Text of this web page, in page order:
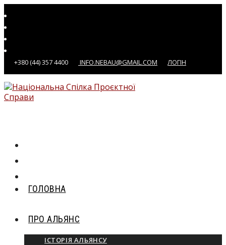
до
вмісту
+380 (44) 357 4400 INFO.NEBAU@GMAIL.COM ЛОГІН
ГОЛОВНА
ПРО АЛЬЯНС
ІСТОРІЯ АЛЬЯНСУ